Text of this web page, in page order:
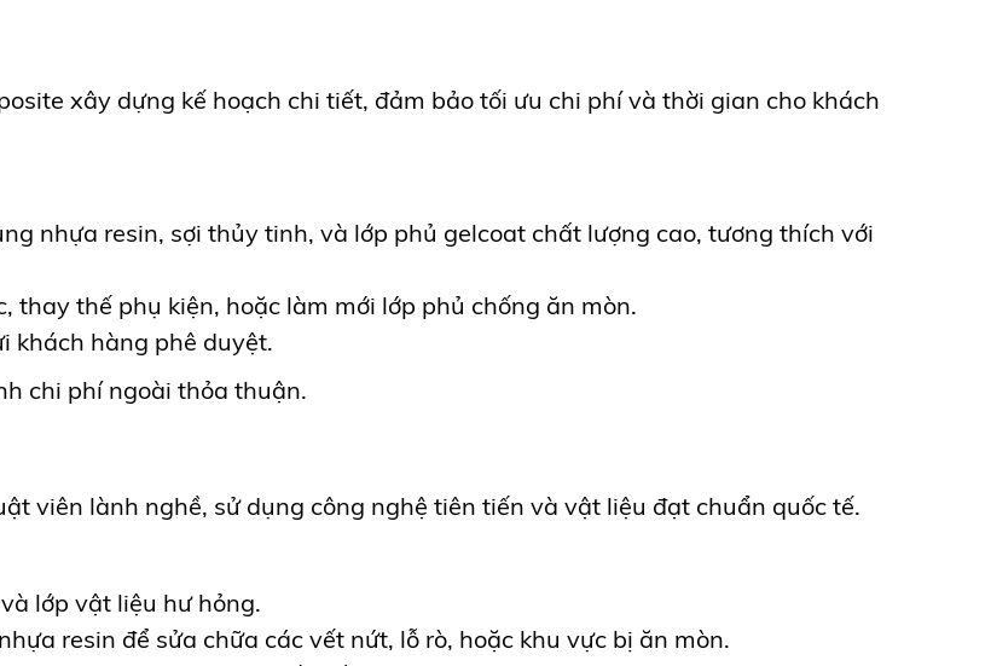
xây dựng kế hoạch chi tiết, đảm bảo tối ưu chi phí và thời gian cho khách
nhựa resin, sợi thủy tinh, và lớp phủ gelcoat chất lượng cao, tương thích với
thế phụ kiện, hoặc làm mới lớp phủ chống ăn mòn.
khách hàng phê duyệt.
chi phí ngoài thỏa thuận.
viên lành nghề, sử dụng công nghệ tiên tiến và vật liệu đạt chuẩn quốc tế.
lớp vật liệu hư hỏng.
resin để sửa chữa các vết nứt, lỗ rò, hoặc khu vực bị ăn mòn.